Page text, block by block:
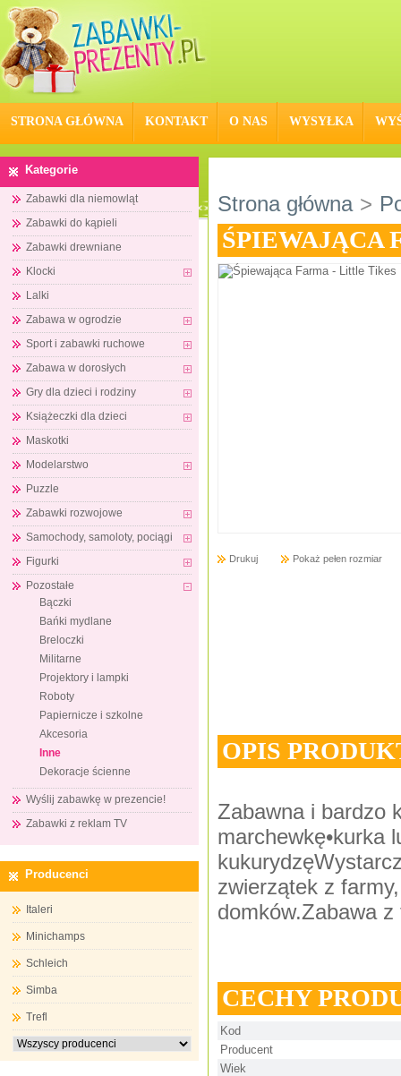
STRONA GŁÓWNA KONTAKT O NAS WYSYŁKA
Kategorie
Zabawki dla niemowląt
Zabawki do kąpieli
Zabawki drewniane
Klocki
Lalki
Zabawa w ogrodzie
Sport i zabawki ruchowe
Zabawa w dorosłych
Gry dla dzieci i rodziny
Książeczki dla dzieci
Maskotki
Modelarstwo
Puzzle
Zabawki rozwojowe
Samochody, samoloty, pociągi
Figurki
Pozostałe
Bączki
Bańki mydlane
Breloczki
Militarne
Projektory i lampki
Roboty
Papiernicze i szkolne
Akcesoria
Inne
Dekoracje ścienne
Wyślij zabawkę w prezencie!
Zabawki z reklam TV
Producenci
Italeri
Minichamps
Schleich
Simba
Trefl
Strona główna >
ŚPIEWAJĄCA
Drukuj Pokaż pełen rozmiar
OPIS
Zabawna i bardzo
marchewkę•kurka
zwierzątek z
domków.Zabawa
CECHY
Kod
Producent
Wiek